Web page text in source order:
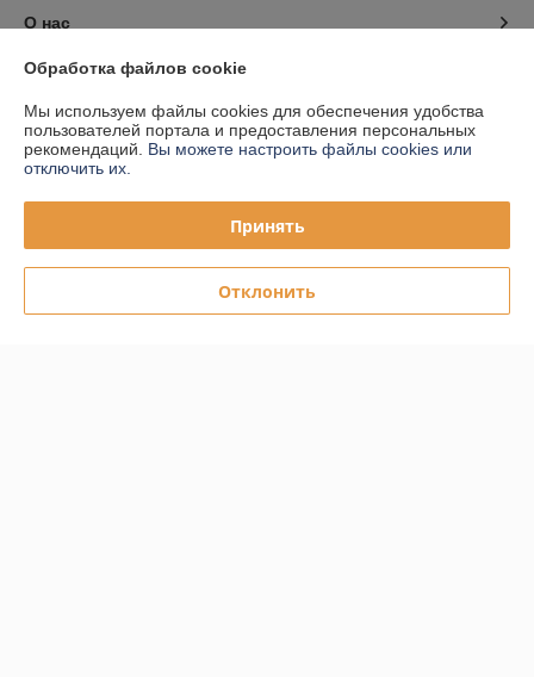
О нас
Контакты
Доставка и оплата
Полная версия сайта
Политика обработки cookies
Обработка файлов cookie
Мы используем файлы cookies для обеспечения удобства
пользователей портала и предоставления персональных
рекомендаций. Вы можете настроить файлы cookies или
отключить их.
Принять
Отклонить